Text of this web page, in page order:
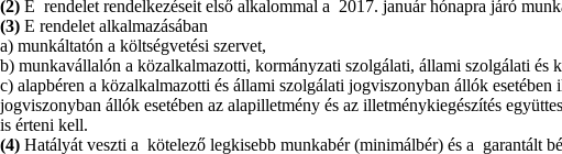
(2) E rendelet rendelkezéseit első alkalommal a 2017. január hónapra járó
(3) E rendelet alkalmazásában
a) munkáltatón a költségvetési szervet,
b) munkavállalón a közalkalmazotti, kormányzati szolgálati, állami szolgálati és
c) alapbéren a közalkalmazotti és állami szolgálati jogviszonyban állók
jogviszonyban állók esetében az alapilletmény és az illetménykiegészítés
is érteni kell.
(4) Hatályát veszti a kötelező legkisebb munkabér (minimálbér) és a garantált